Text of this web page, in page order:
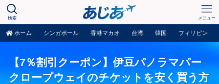
検索 メニュー
ホーム シンガポール 香港マカオ 台湾 韓国 フィリピン
【7％割引クーポン】伊豆パノラマパー
クロープウェイのチケットを安く買う方